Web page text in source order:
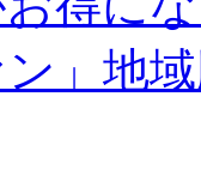
ン」地